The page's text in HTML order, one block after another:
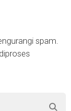
spam.